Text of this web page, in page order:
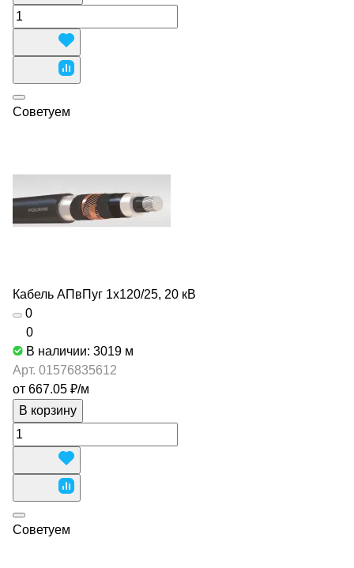
Советуем
Кабель АПвПуг 1х120/25, 20 кВ
0
0
В наличии: 3019 м
Арт. 01576835612
от 667.05 ₽/м
В корзину
Советуем